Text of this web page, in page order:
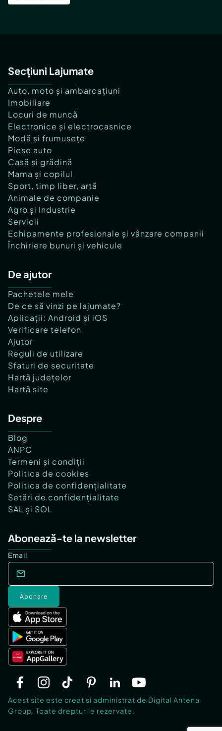
Secțiuni Lajumate
Auto, moto și ambarcațiuni
Imobiliare
Locuri de muncă
Electronice și electrocasnice
Modă și frumusețe
Piese auto
Casă și grădină
Mama și copilul
Sport, timp liber, artă
Animale de companie
Agro și Industrie
Servicii
Echipamente profesionale și vânzare companii
Închiriere bunuri și vehicule
De ajutor
Pachetele mele
De ce să vinzi pe lajumate?
Aplicații: Android și iOS
Verificare telefon
Ajutor
Reguli de utilizare
Sfaturi de securitate
Hartă județelor
Hartă site
Despre
Blog
ANPC
Termeni și condiții
Politica de cookies
Politica de confidențialitate
Setări de confidențialitate
SAL și SOL
Abonează-te la newsletter
Email
Abonare
Acest site este creat si administrat de Digital Antena
Group. Toate drepturile rezervate.